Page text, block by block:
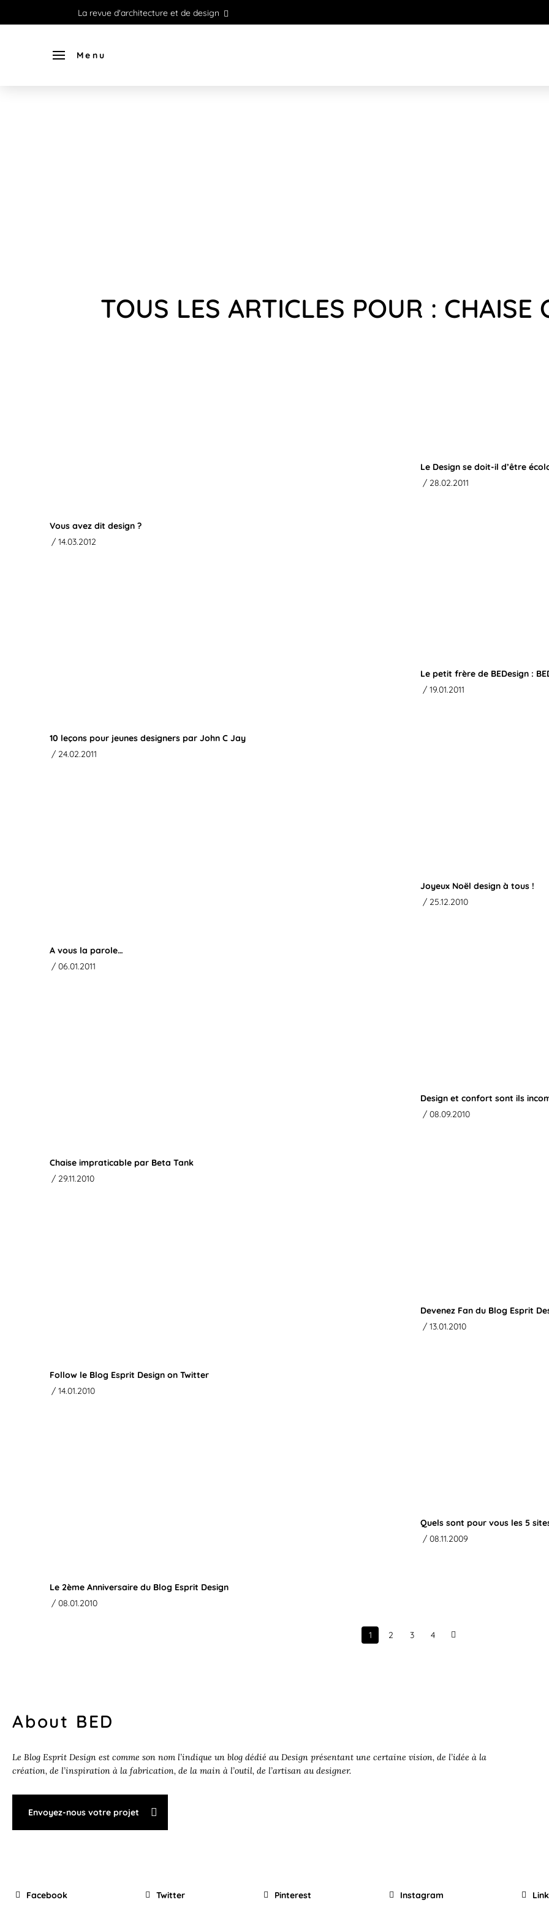
La revue d'architecture et de design
Menu
TOUS LES ARTICLES POUR : CHAISE
Vous avez dit design ?
/ 14.03.2012
Le Design se doit-il d’être
/ 28.02.2011
10 leçons pour jeunes designers par John C Jay
/ 24.02.2011
Le petit frère de BEDesign :
/ 19.01.2011
A vous la parole…
/ 06.01.2011
Joyeux Noël design à tous !
/ 25.12.2010
Chaise impraticable par Beta Tank
/ 29.11.2010
Design et confort sont ils
/ 08.09.2010
Follow le Blog Esprit Design on Twitter
/ 14.01.2010
Devenez Fan du Blog Esprit
/ 13.01.2010
Le 2ème Anniversaire du Blog Esprit Design
/ 08.01.2010
Quels sont pour vous les 5
/ 08.11.2009
1 2 3 4 Next
About BED
Le Blog Esprit Design est comme son nom l’indique un blog dédié au Design présentant une certaine vision, de l’idée à la
création, de l’inspiration à la fabrication, de la main à l’outil, de l’artisan au designer.
Envoyez-nous votre projet
Facebook Twitter Pinterest Instagram